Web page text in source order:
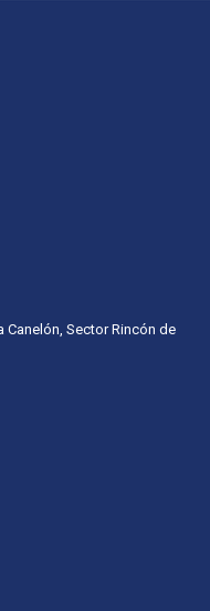
Canelón, Sector Rincón de